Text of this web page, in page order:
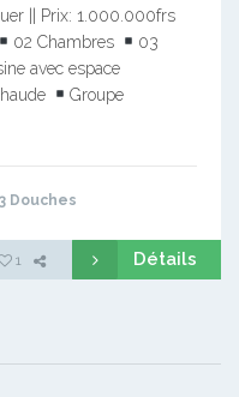
|| Prix: 1.000.000frs
02 Chambres
03
avec espace
Groupe
3 Douches
1 Détails